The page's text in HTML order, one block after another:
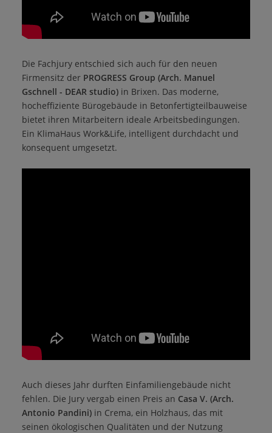
Die Fachjury entschied sich auch für den neuen
Firmensitz der PROGRESS Group (Arch. Manuel
Gschnell - DEAR studio)in Brixen. Das moderne,
hocheffiziente Bürogebäude in Betonfertigteilbauweise
bietet ihren Mitarbeitern ideale Arbeitsbedingungen.
Ein KlimaHaus Work&Life, intelligent durchdacht und
konsequent umgesetzt.
Auch dieses Jahr durften Einfamiliengebäude nicht
fehlen. Die Jury vergab einen Preis an Casa V. (Arch.
Antonio Pandini)in Crema, ein Holzhaus, das mit
seinen ökologischen Qualitäten und der Nutzung